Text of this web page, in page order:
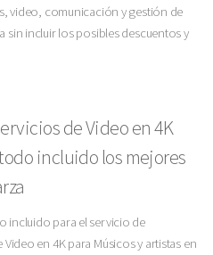
video, comunicación y gestión de
sin incluir los posibles descuentos y
de Video en 4K
incluido los mejores
incluido para el servicio de
en 4K para Músicos y artistas en